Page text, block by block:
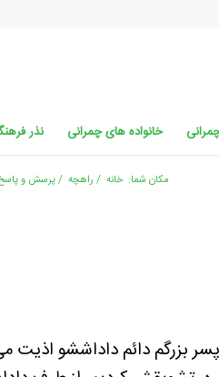
خانواده های چمرانی نذر
مکان شما: خانه / راهچه /پرسش و
یه پسر ۴ماهه. بشدت کلافه شدم، پسر